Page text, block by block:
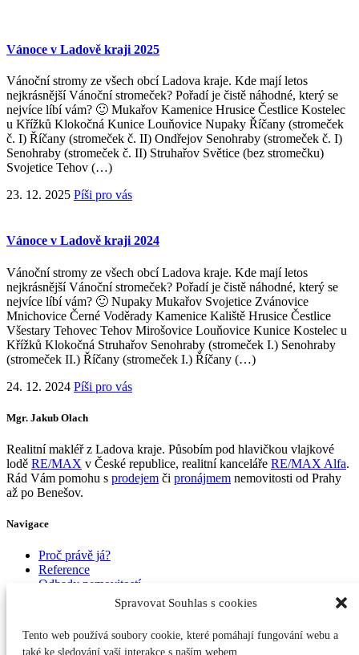
Spravovat Souhlas s cookies
Tento web používá soubory cookie, které pomáhají fungování webu a
také ke sledování vaší interakce s naším webem.
Vánoce v Ladově kraji 2025
Vánoční stromy ze všech obcí Ladova kraje. Kde mají letos
nejkrásnější Vánoční stromeček? Pořadí je čistě náhodné, který se
nejvíce líbí vám? 🙂 Mukařov Kamenice Hrusice Čestlice Kostelec
u Křížků Klokočná Kunice Louňovice Nupaky Říčany (stromeček
č. I) Říčany (stromeček č. II) Ondřejov Senohraby (stromeček č. I)
Senohraby (stromeček č. II) Struhařov Světice (bez stromečku)
Svojetice Tehov (…)
23. 12. 2025 Píši pro vás
Vánoce v Ladově kraji 2024
Vánoční stromy ze všech obcí Ladova kraje. Kde mají letos
nejkrásnější Vánoční stromeček? Pořadí je čistě náhodné, který se
nejvíce líbí vám? 🙂 Nupaky Mukařov Svojetice Zvánovice
Mnichovice Černé Voděrady Kamenice Kaliště Hrusice Čestlice
Všestary Tehovec Tehov Mirošovice Louňovice Kunice Kostelec u
Křížků Klokočná Struhařov Senohraby (stromeček I.) Senohraby
(stromeček II.) Říčany (stromeček I.) Říčany (…)
24. 12. 2024 Píši pro vás
Mgr. Jakub Olach
Realitní makléř z Ladova kraje. Působím pod hlavičkou vlajkové
lodě RE/MAX v České republice, realitní kanceláře RE/MAX Alfa.
Rád Vám pomohu s prodejem či pronájmem nemovitosti od Prahy
až po Benešov.
Navigace
Proč právě já?
Reference
Odhady nemovitostí
Prodej nemovitostí
Pronájem nemovitostí
Kontakt